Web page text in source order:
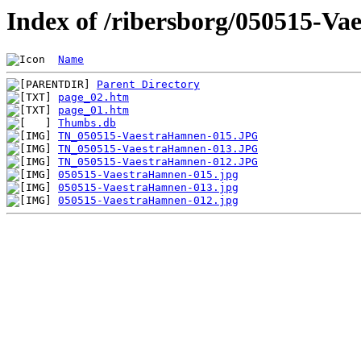
Index of /ribersborg/050515-
Name
Parent Directory
page_02.htm
page_01.htm
Thumbs.db
TN_050515-VaestraHamnen-015.JPG
TN_050515-VaestraHamnen-013.JPG
TN_050515-VaestraHamnen-012.JPG
050515-VaestraHamnen-015.jpg
050515-VaestraHamnen-013.jpg
050515-VaestraHamnen-012.jpg